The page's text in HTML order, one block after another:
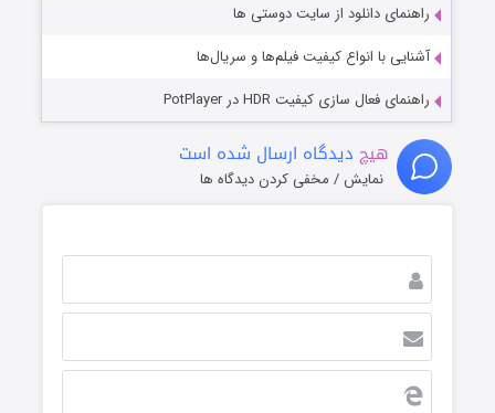
راهنمای دانلود از سایت دوستی ها
آشنایی با انواع کیفیت فیلم‌ها و سریال‌ها
راهنمای فعال سازی کیفیت HDR در PotPlayer
هیچ دیدگاه ارسال شده است
نمایش / مخفی کردن دیدگاه ها